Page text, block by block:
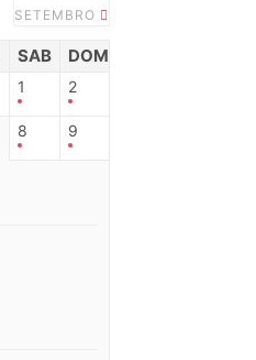
SETEMBRO
SAB DOM
1 2
8 9